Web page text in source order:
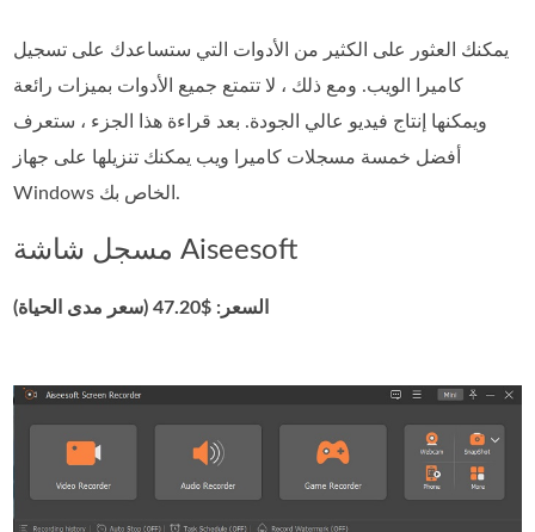
يمكنك العثور على الكثير من الأدوات التي ستساعدك على تسجيل
كاميرا الويب. ومع ذلك ، لا تتمتع جميع الأدوات بميزات رائعة
ويمكنها إنتاج فيديو عالي الجودة. بعد قراءة هذا الجزء ، ستعرف
أفضل خمسة مسجلات كاميرا ويب يمكنك تنزيلها على جهاز
Windows الخاص بك.
مسجل شاشة Aiseesoft
السعر: $47.20 (سعر مدى الحياة)